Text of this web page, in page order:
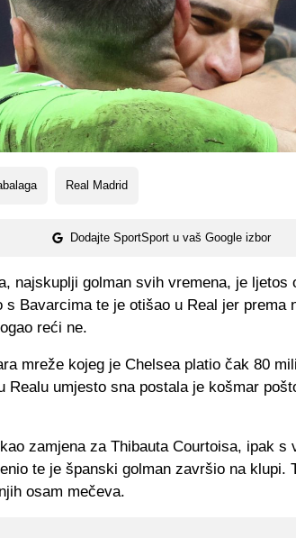
Real Madrid
Dodajte SportSport u vaš Google izbor
najskuplji golman svih vremena, je ljetos
s Bavarcima te je otišao u Real jer prema
reći ne.
mreže kojeg je Chelsea platio čak 80
Realu umjesto sna postala je košmar
zamjena za Thibauta Courtoisa, ipak s
te je španski golman završio na klupi.
osam mečeva.